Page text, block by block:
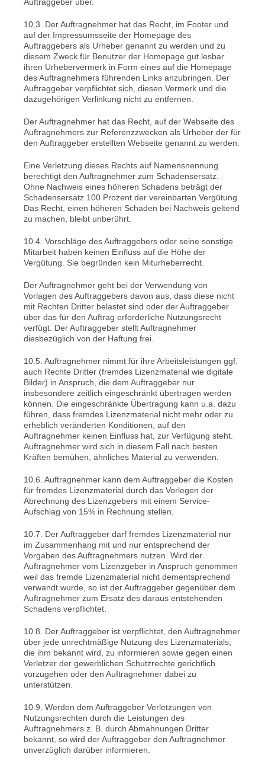
10.3. Der Auftragnehmer hat das Recht, im Footer und
auf der Impressumsseite der Homepage des
Auftraggebers als Urheber genannt zu werden und zu
diesem Zweck für Benutzer der Homepage gut lesbar
ihren Urhebervermerk in Form eines auf die Homepage
des Auftragnehmers führenden Links anzubringen. Der
Auftraggeber verpflichtet sich, diesen Vermerk und die
dazugehörigen Verlinkung nicht zu entfernen.
Der Auftragnehmer hat das Recht, auf der Webseite des
Auftragnehmers zur Referenzzwecken als Urheber der für
den Auftraggeber erstellten Webseite genannt zu werden.
Eine Verletzung dieses Rechts auf Namensnennung
berechtigt den Auftragnehmer zum Schadensersatz.
Ohne Nachweis eines höheren Schadens beträgt der
Schadensersatz 100 Prozent der vereinbarten Vergütung.
Das Recht, einen höheren Schaden bei Nachweis geltend
zu machen, bleibt unberührt.
10.4. Vorschläge des Auftraggebers oder seine sonstige
Mitarbeit haben keinen Einfluss auf die Höhe der
Vergütung. Sie begründen kein Miturheberrecht.
Der Auftragnehmer geht bei der Verwendung von
Vorlagen des Auftraggebers davon aus, dass diese nicht
mit Rechten Dritter belastet sind oder der Auftraggeber
über das für den Auftrag erforderliche Nutzungsrecht
verfügt. Der Auftraggeber stellt Auftragnehmer
diesbezüglich von der Haftung frei.
10.5. Auftragnehmer nimmt für ihre Arbeitsleistungen ggf.
auch Rechte Dritter (fremdes Lizenzmaterial wie digitale
Bilder) in Anspruch, die dem Auftraggeber nur
insbesondere zeitlich eingeschränkt übertragen werden
können. Die eingeschränkte Übertragung kann u.a. dazu
führen, dass fremdes Lizenzmaterial nicht mehr oder zu
erheblich veränderten Konditionen, auf den
Auftragnehmer keinen Einfluss hat, zur Verfügung steht.
Auftragnehmer wird sich in diesem Fall nach besten
Kräften bemühen, ähnliches Material zu verwenden.
10.6. Auftragnehmer kann dem Auftraggeber die Kosten
für fremdes Lizenzmaterial durch das Vorlegen der
Abrechnung des Lizenzgebers mit einem Service-
Aufschlag von 15% in Rechnung stellen.
10.7. Der Auftraggeber darf fremdes Lizenzmaterial nur
im Zusammenhang mit und nur entsprechend der
Vorgaben des Auftragnehmers nutzen. Wird der
Auftragnehmer vom Lizenzgeber in Anspruch genommen
weil das fremde Lizenzmaterial nicht dementsprechend
verwandt wurde, so ist der Auftraggeber gegenüber dem
Auftragnehmer zum Ersatz des daraus entstehenden
Schadens verpflichtet.
10.8. Der Auftraggeber ist verpflichtet, den Auftragnehmer
über jede unrechtmäßige Nutzung des Lizenzmaterials,
die ihm bekannt wird, zu informieren sowie gegen einen
Verletzer der gewerblichen Schutzrechte gerichtlich
vorzugehen oder den Auftragnehmer dabei zu
unterstützen.
10.9. Werden dem Auftraggeber Verletzungen von
Nutzungsrechten durch die Leistungen des
Auftragnehmers z. B. durch Abmahnungen Dritter
bekannt, so wird der Auftraggeber den Auftragnehmer
unverzüglich darüber informieren.